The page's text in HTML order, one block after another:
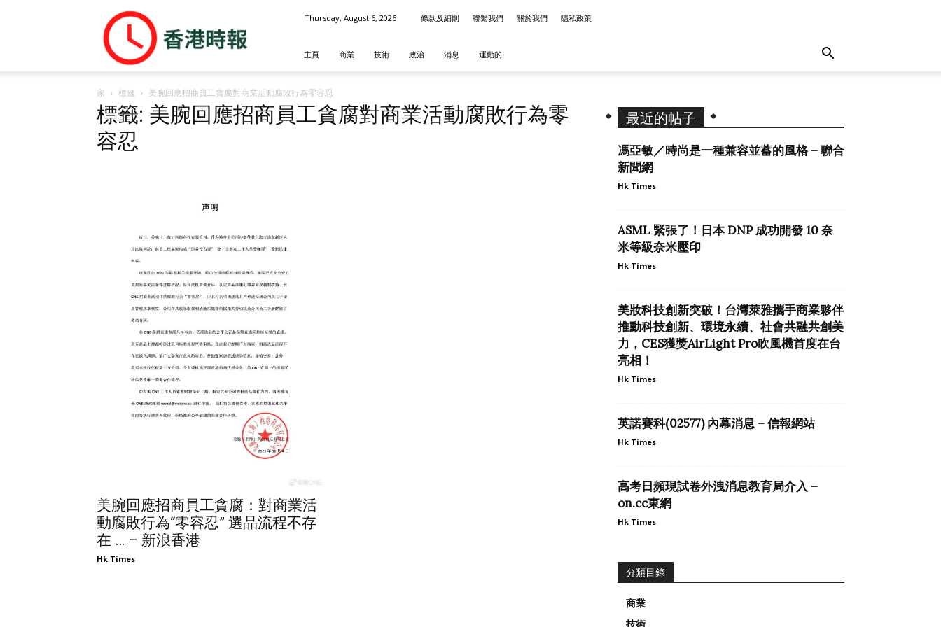
港
時
Thursday, August 6, 2026 條款及細則 聯繫我們 關於我們 隱私政策
主頁 商業 技術 政治 消息 運動的
家 標籤 美腕回應招商員工貪腐對商業活動腐敗行為零容忍
標籤: 美腕回應招商員工貪腐對商業活動腐敗行為零
容忍
美腕回應招商員工貪腐：對商業活
動腐敗行為“零容忍” 選品流程不存
在 … – 新浪香港
Hk Times
最近的帖子
馮亞敏／時尚是一種兼容並蓄的風格 – 聯合
新聞網
Hk Times
ASML 緊張了！日本 DNP 成功開發 10 奈
米等級奈米壓印
Hk Times
美妝科技創新突破！台灣萊雅攜手商業夥伴
推動科技創新、環境永續、社會共融共創美
力，CES獲獎AirLight Pro吹風機首度在台
亮相！
Hk Times
英諾賽科(02577) 內幕消息 – 信報網站
Hk Times
高考日頻現試卷外洩消息教育局介入 –
on.cc東網
Hk Times
分類目錄
商業
技術